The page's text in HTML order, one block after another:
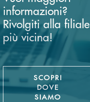
informazioni?
Rivolgiti alla filiale
più vicina!
SCOPRI
DOVE
SIAMO